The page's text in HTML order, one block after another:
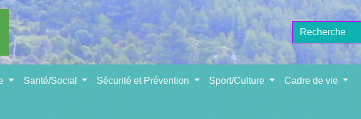
Santé/Social Sécurité et Prévention Sport/Culture Cadre de vie